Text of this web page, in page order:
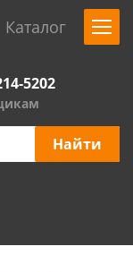
Каталог
5202